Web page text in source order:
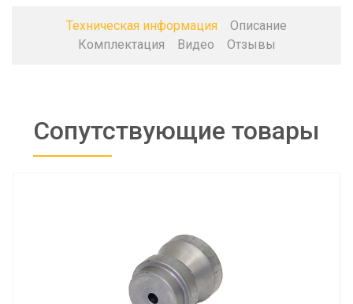
Техническая информация
Описание
Комплектация
Видео Отзывы
Сопутствующие товары